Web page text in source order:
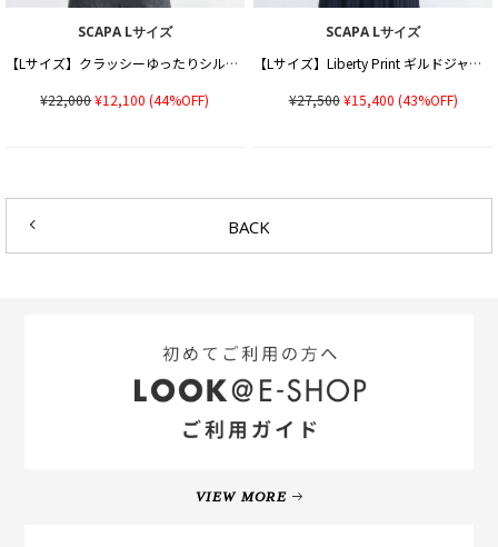
SCAPA Lサイズ
【Lサイズ】クラッシーゆったりシルエットカットソー
¥22,000¥12,100 (44%OFF)
SCAPA Lサイズ
【Lサイズ】Liberty Print ギルドジャージシャーリングカットソー
¥27,500¥15,400 (43%OFF)
BACK
VIEW MORE